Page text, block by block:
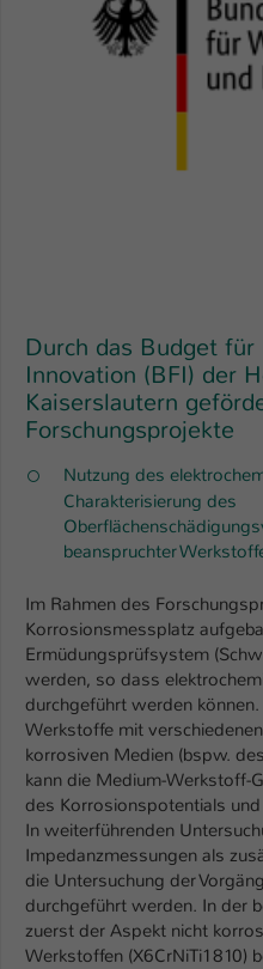
Durch das Budget für
Innovation (BFI) der
Kaiserslautern
Forschungsprojekte
Nutzung des
Charakterisierung des
beanspruchter
Im Rahmen des
Korrosionsmessplatz
Ermüdungsprüfsystem
werden, so dass
durchgeführt werden
Werkstoffe mit
korrosiven Medien (bspw.
kann die Medium-Werkstoff-
des Korrosionspotentials
In weiterführenden
Impedanzmessungen als
die Untersuchung der
durchgeführt werden. In der
zuerst der Aspekt nicht
Werkstoffen (X6CrNiTi1810)